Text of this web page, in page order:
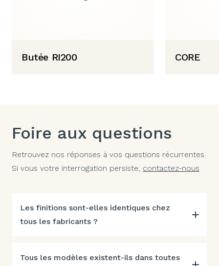
Butée RI200 CORE
Foire aux questions
Retrouvez nos réponses à vos questions récurrentes.
Si vous votre interrogation persiste, contactez-nous
Les finitions sont-elles identiques chez
tous les fabricants ?
Tous les modèles existent-ils dans toutes